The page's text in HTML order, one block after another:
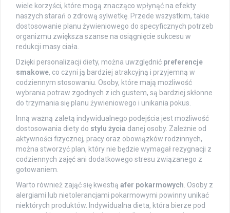
wiele korzyści, które mogą znacząco wpłynąć na efekty
naszych starań o zdrową sylwetkę. Przede wszystkim, takie
dostosowanie planu żywieniowego do specyficznych potrzeb
organizmu zwiększa szanse na osiągnięcie sukcesu w
redukcji masy ciała.
Dzięki personalizacji diety, można uwzględnić preferencje
smakowe, co czyni ją bardziej atrakcyjną i przyjemną w
codziennym stosowaniu. Osoby, które mają możliwość
wybrania potraw zgodnych z ich gustem, są bardziej skłonne
do trzymania się planu żywieniowego i unikania pokus.
Inną ważną zaletą indywidualnego podejścia jest możliwość
dostosowania diety do stylu życia danej osoby. Zależnie od
aktywności fizycznej, pracy oraz obowiązków rodzinnych,
można stworzyć plan, który nie będzie wymagał rezygnacji z
codziennych zajęć ani dodatkowego stresu związanego z
gotowaniem.
Warto również zająć się kwestią afer pokarmowych . Osoby z
alergiami lub nietolerancjami pokarmowymi powinny unikać
niektórych produktów. Indywidualna dieta, która bierze pod